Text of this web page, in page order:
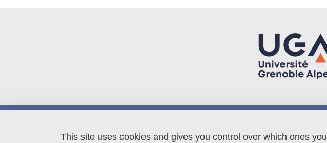
140 rue de la Physique
Menu footer
Sitemap
This site uses cookies and gives you control over which ones you